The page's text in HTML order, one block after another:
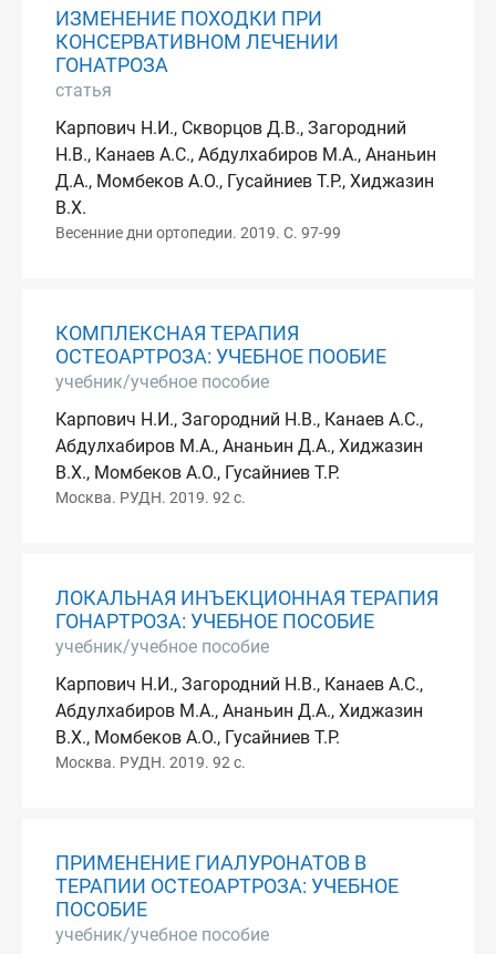
ИЗМЕНЕНИЕ ПОХОДКИ ПРИ
КОНСЕРВАТИВНОМ ЛЕЧЕНИИ
ГОНАТРОЗА
статья
Карпович Н.И., Скворцов Д.В., Загородний
Н.В., Канаев А.С., Абдулхабиров М.А., Ананьин
Д.А., Момбеков А.О., Гусайниев Т.Р., Хиджазин
В.Х.
Весенние дни ортопедии. 2019. С. 97-99
КОМПЛЕКСНАЯ ТЕРАПИЯ
ОСТЕОАРТРОЗА: УЧЕБНОЕ ПООБИЕ
учебник/учебное пособие
Карпович Н.И., Загородний Н.В., Канаев А.С.,
Абдулхабиров М.А., Ананьин Д.А., Хиджазин
В.Х., Момбеков А.О., Гусайниев Т.Р.
Москва. РУДН. 2019. 92 с.
ЛОКАЛЬНАЯ ИНЪЕКЦИОННАЯ ТЕРАПИЯ
ГОНАРТРОЗА: УЧЕБНОЕ ПОСОБИЕ
учебник/учебное пособие
Карпович Н.И., Загородний Н.В., Канаев А.С.,
Абдулхабиров М.А., Ананьин Д.А., Хиджазин
В.Х., Момбеков А.О., Гусайниев Т.Р.
Москва. РУДН. 2019. 92 с.
ПРИМЕНЕНИЕ ГИАЛУРОНАТОВ В
ТЕРАПИИ ОСТЕОАРТРОЗА: УЧЕБНОЕ
ПОСОБИЕ
учебник/учебное пособие